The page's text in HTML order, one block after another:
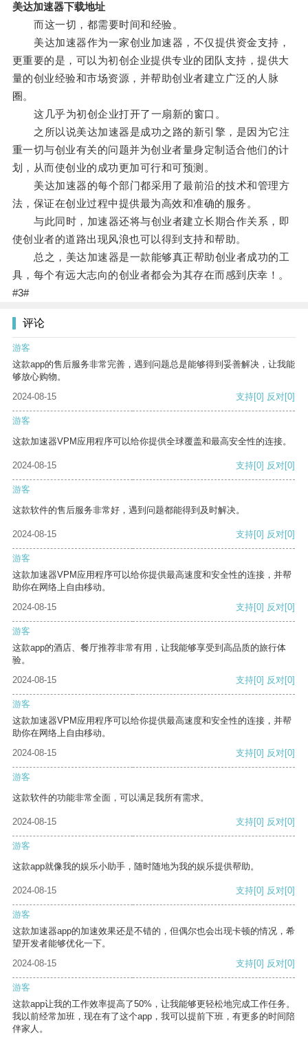
美达加速器下载地址
而这一切，都需要时间和经验。
美达加速器作为一家创业加速器，不仅提供资金支持，
更重要的是，可以为初创企业提供专业的团队支持，提供大
量的创业经验和市场资源，并帮助创业者建立广泛的人脉
圈。
这几乎为初创企业打开了一扇新的窗口。
之所以说美达加速器是成功之路的新引擎，是因为它注
重一切与创业有关的问题并为创业者量身定制适合他们的计
划，从而使创业的成功更加可行和可预测。
美达加速器的每个部门都采用了最前沿的技术和管理方
法，保证在创业过程中提供最为高效和准确的服务。
与此同时，加速器还将与创业者建立长期合作关系，即
使创业者的道路出现风浪也可以得到支持和帮助。
总之，美达加速器是一款能够真正帮助创业者成功的工
具，每个有远大志向的创业者都会为其存在而感到庆幸！。
#3#
评论
游客
这款app的售后服务非常完善，遇到问题总是能够得到妥善解决，让我能
够放心购物。
2024-08-15
支持[0] 反对[0]
游客
这款加速器VPM应用程序可以给你提供全球覆盖和最高安全性的连接。
2024-08-15 支持[0] 反对[0]
游客
这款软件的售后服务非常好，遇到问题都能得到及时解决。
2024-08-15 支持[0] 反对[0]
游客
这款加速器VPM应用程序可以给你提供最高速度和安全性的连接，并帮
助你在网络上自由移动。
2024-08-15
支持[0] 反对[0]
游客
这款app的酒店、餐厅推荐非常有用，让我能够享受到高品质的旅行体
验。
2024-08-15
支持[0] 反对[0]
游客
这款加速器VPM应用程序可以给你提供最高速度和安全性的连接，并帮
助你在网络上自由移动。
2024-08-15
支持[0] 反对[0]
游客
这款软件的功能非常全面，可以满足我所有需求。
2024-08-15 支持[0] 反对[0]
游客
这款app就像我的娱乐小助手，随时随地为我的娱乐提供帮助。
2024-08-15 支持[0] 反对[0]
游客
这款加速器app的加速效果还是不错的，但偶尔也会出现卡顿的情况，希
望开发者能够优化一下。
2024-08-15
支持[0] 反对[0]
游客
这款app让我的工作效率提高了50%，让我能够更轻松地完成工作任务。
我以前经常加班，现在有了这个app，我可以提前下班，有更多的时间陪
伴家人。